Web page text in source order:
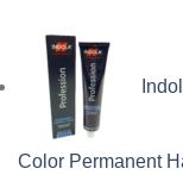
Color Permanent